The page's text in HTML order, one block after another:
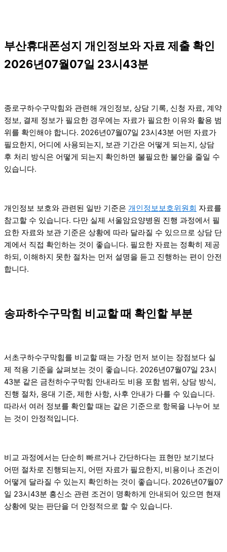
부산휴대폰성지 개인정보와 자료 제출 확인
2026년07월07일 23시43분
종로구하수구막힘와 관련해 개인정보, 상담 기록, 신청 자료, 계약
정보, 결제 정보가 필요한 경우에는 자료가 필요한 이유와 활용 범
위를 확인해야 합니다. 2026년07월07일 23시43분 어떤 자료가
필요한지, 어디에 사용되는지, 보관 기간은 어떻게 되는지, 상담
후 처리 방식은 어떻게 되는지 확인하면 불필요한 불안을 줄일 수
있습니다.
개인정보 보호와 관련된 일반 기준은 개인정보보호위원회 자료를
참고할 수 있습니다. 다만 실제 서울암요양병원 진행 과정에서 필
요한 자료와 보관 기준은 상황에 따라 달라질 수 있으므로 상담 단
계에서 직접 확인하는 것이 좋습니다. 필요한 자료는 정확히 제공
하되, 이해하지 못한 절차는 먼저 설명을 듣고 진행하는 편이 안전
합니다.
송파하수구막힘 비교할 때 확인할 부분
서초구하수구막힘를 비교할 때는 가장 먼저 보이는 장점보다 실
제 적용 기준을 살펴보는 것이 좋습니다. 2026년07월07일 23시
43분 같은 금천하수구막힘 안내라도 비용 포함 범위, 상담 방식,
진행 절차, 응대 기준, 제한 사항, 사후 안내가 다를 수 있습니다.
따라서 여러 정보를 확인할 때는 같은 기준으로 항목을 나누어 보
는 것이 안정적입니다.
비교 과정에서는 단순히 빠르거나 간단하다는 표현만 보기보다
어떤 절차로 진행되는지, 어떤 자료가 필요한지, 비용이나 조건이
어떻게 달라질 수 있는지 확인하는 것이 좋습니다. 2026년07월07
일 23시43분 흥신소 관련 조건이 명확하게 안내되어 있으면 현재
상황에 맞는 판단을 더 안정적으로 할 수 있습니다.